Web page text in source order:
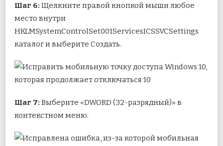
Шаг 6: Щелкните правой кнопкой мыши любое
место внутри
HKLMSystemControlSet001ServicesICSSVCSettings
каталог и выберите Создать.
Шаг 7: Выберите «DWORD (32-разрядный)» в
контекстном меню.